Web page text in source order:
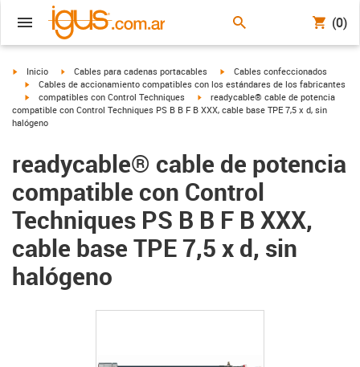
(0)
igus-icon-arrow-right
Inicio igus-icon-arrow-right
Cables para cadenas portacables igus-icon-arrow-right
Cables confeccionados
igus-icon-arrow-right
Cables de accionamiento compatibles con los estándares de los fabricantes
igus-icon-arrow-right
compatibles con Control Techniques igus-icon-arrow-right
readycable® cable de potencia
compatible con Control Techniques PS B B F B XXX, cable base TPE 7,5 x d, sin
halógeno
readycable® cable de potencia
compatible con Control
Techniques PS B B F B XXX,
cable base TPE 7,5 x d, sin
halógeno